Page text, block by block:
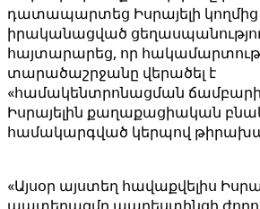
դատապարտեց Իսրայելի կողմից
իրականացված
հայտարարեց, որ
տարածաշրջանը վերածել է
«համակենտրոնացման
Իսրայելին քաղաքացիական
համակարգված կերպով
«Այսօր այստեղ հավաքվելիս